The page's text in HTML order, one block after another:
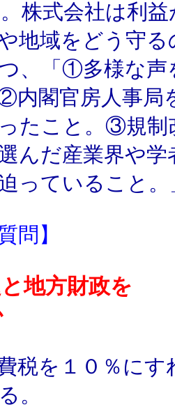
株式会社は利
地域をどう守る
、「①多様な声
内閣官房人事局
たこと。③規制
んだ産業界や
っていること
問】
と地方財政を
税を１０％にす
。